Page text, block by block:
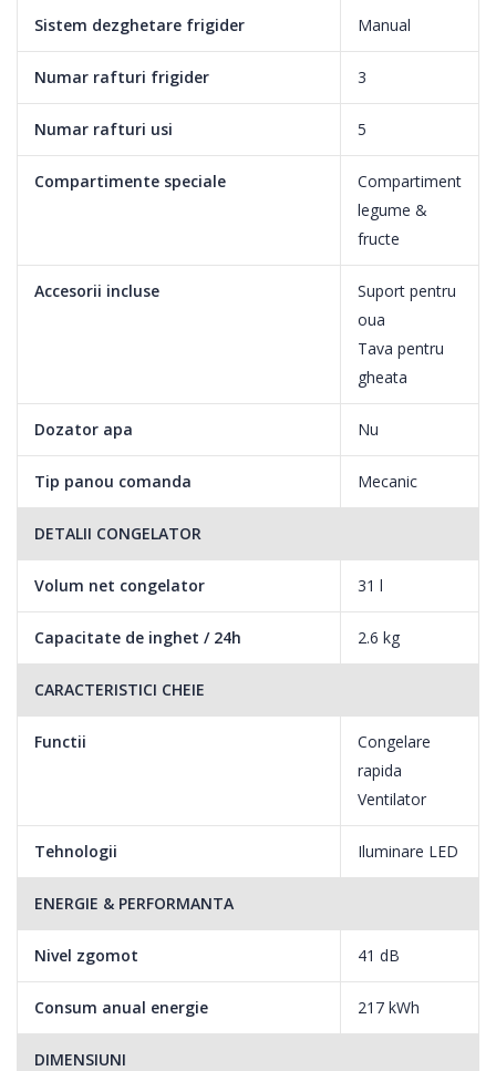
3 rafturi sticla frigider + compartiment pentru fructe si legume
Ai compartimente spatioase si convenabile pentru toate nevoile
tale si intotdeauna suficient spatiu. Raceste sau congeleaza
alimentele si pastreaza fructele si legumele la fel de proaspete si
Lumina LED
consumului de energie, asigura vizibilitate in orice colt al
Culoare: burgundy(visiniu)
Designul vintage si culoarea deosebita transforma produsul in
punctul de atractie al bucatariei dumneavoastra.
Sistem dezghetare frigider Manual
Numar rafturi frigider 3
Numar rafturi usi 5
Compartimente speciale
Compartiment
legume &
fructe
Accesorii incluse
Suport pentru
oua
Tava pentru
gheata
Dozator apa Nu
Tip panou comanda Mecanic
DETALII CONGELATOR
Volum net congelator 31 l
Capacitate de inghet / 24h 2.6 kg
CARACTERISTICI CHEIE
Functii
Congelare
rapida
Ventilator
Tehnologii Iluminare LED
ENERGIE & PERFORMANTA
Nivel zgomot 41 dB
Consum anual energie 217 kWh
DIMENSIUNI